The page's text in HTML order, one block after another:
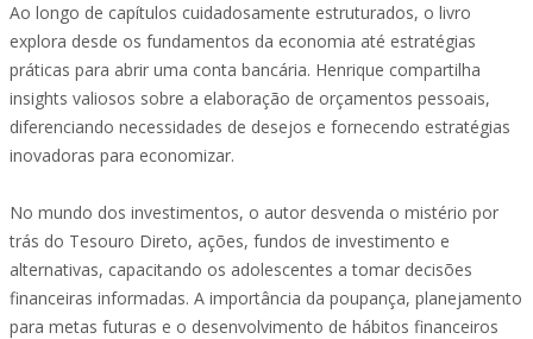
Ao longo de capítulos cuidadosamente estruturados, o livro
explora desde os fundamentos da economia até estratégias
práticas para abrir uma conta bancária. Henrique compartilha
insights valiosos sobre a elaboração de orçamentos pessoais,
diferenciando necessidades de desejos e fornecendo estratégias
inovadoras para economizar.
No mundo dos investimentos, o autor desvenda o mistério por
trás do Tesouro Direto, ações, fundos de investimento e
alternativas, capacitando os adolescentes a tomar decisões
financeiras informadas. A importância da poupança, planejamento
para metas futuras e o desenvolvimento de hábitos financeiros